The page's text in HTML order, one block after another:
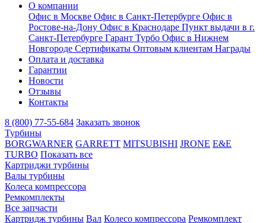
О компании
Офис в Москве Офис в Санкт-Петербурге Офис в
Ростове-на-Дону Офис в Краснодаре Пункт выдачи в г.
Санкт-Петербурге Гарант Турбо Офис в Нижнем
Новгороде Сертификаты Оптовым клиентам Награды
Оплата и доставка
Гарантии
Новости
Отзывы
Контакты
8 (800) 77-55-684 Заказать звонок
Турбины
BORGWARNER GARRETT MITSUBISHI JRONE E&E
TURBO Показать все
Картриджи турбины
Валы турбины
Колеса компрессора
Ремкомплекты
Все запчасти
Картридж турбины Вал Колесо компрессора Ремкомплект